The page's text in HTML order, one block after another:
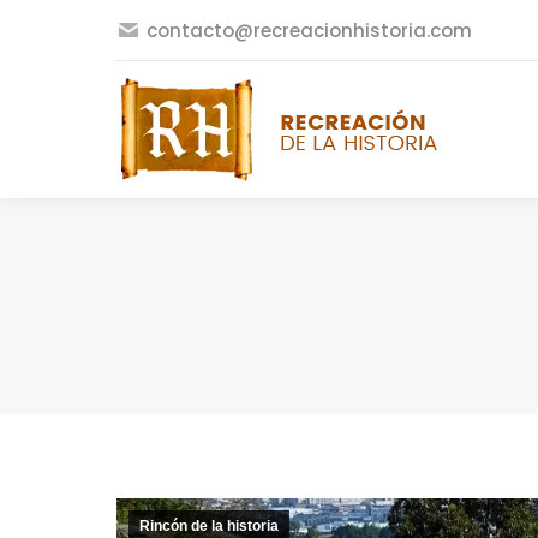
contacto@recreacionhistoria.com
Rincón de la historia